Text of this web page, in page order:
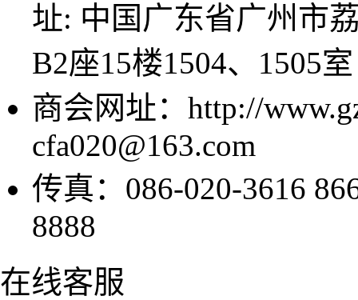
址: 中国广东省广州市
B2座15楼1504、1505室
商会网址：http://
cfa020@163.com
传真：086-020-3616
8888
在线客服